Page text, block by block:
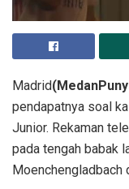
Madrid
pendapatnya soal
Junior. Rekaman
pada tengah babak
Moenchengladbach